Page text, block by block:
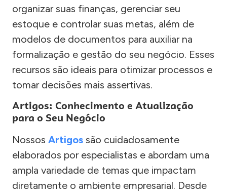
organizar suas finanças, gerenciar seu
estoque e controlar suas metas, além de
modelos de documentos para auxiliar na
formalização e gestão do seu negócio. Esses
recursos são ideais para otimizar processos e
tomar decisões mais assertivas.
Artigos: Conhecimento e Atualização
para o Seu Negócio
Nossos Artigos são cuidadosamente
elaborados por especialistas e abordam uma
ampla variedade de temas que impactam
diretamente o ambiente empresarial. Desde